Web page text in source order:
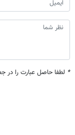
* لطفا حاصل عبارت را در